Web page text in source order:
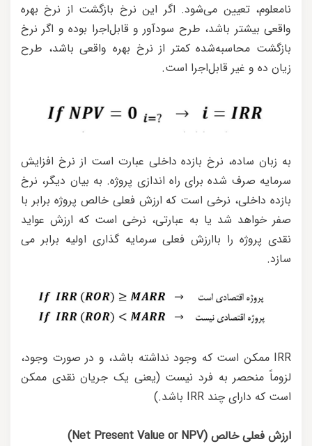
نامعلوم، تعیین می‌شود. اگر این نرخ بازگشت از نرخ بهره
واقعی بیشتر باشد، طرح سودآور و قابل‌اجرا بوده و اگر نرخ
بازگشت محاسبه‌شده کمتر از نرخ بهره واقعی باشد، طرح
زیان ده و غیر قابل‌اجرا است.
به زبان ساده، نرخ بازده داخلی عبارت است از نرخ افزایش
سرمایه صرف شده برای راه اندازی پروژه. به بیان دیگر، نرخ
بازده داخلی، نرخی است که ارزش فعلی خالص پروژه برابر با
صفر خواهد شد یا به عبارتی، نرخی است که ارزش عواید
نقدی پروژه را باارزش فعلی سرمایه گذاری اولیه برابر می
سازد.
IRR ممکن است که وجود نداشته باشد، و در صورت وجود،
لزوماً منحصر به فرد نیست (یعنی یک جریان نقدی ممکن
است که دارای چند IRR باشد.)
ارزش فعلی خالص (Net Present Value or NPV)